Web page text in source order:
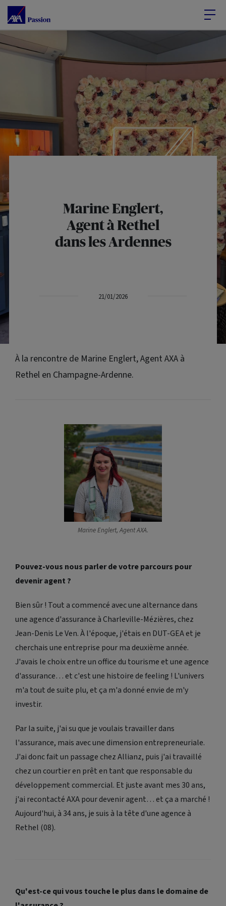
Accéder au Contenu
Marine Englert,
Agent à Rethel
dans les Ardennes
21/01/2026
À la rencontre de Marine Englert, Agent AXA à
Rethel en Champagne-Ardenne.
Marine Englert, Agent AXA.
Pouvez-vous nous parler de votre parcours pour
devenir agent ?
Bien sûr ! Tout a commencé avec une alternance dans
une agence d'assurance à Charleville-Mézières, chez
Jean-Denis Le Ven. À l'époque, j'étais en DUT-GEA et je
cherchais une entreprise pour ma deuxième année.
J'avais le choix entre un office du tourisme et une agence
d'assurance… et c'est une histoire defeeling ! L'univers
m'a tout de suite plu, et ça m'a donné envie de m'y
investir.
Par la suite, j'ai su que je voulais travailler dans
l'assurance, mais avec une dimension entrepreneuriale.
J'ai donc fait un passage chez Allianz, puis j'ai travaillé
chez un courtier en prêt en tant que responsable du
développement commercial. Et juste avant mes 30 ans,
j'ai recontacté AXA pour devenir agent… et ça a marché !
Aujourd'hui, à 34 ans, je suis à la tête d'une agence à
Rethel (08).
Qu'est-ce qui vous touche le plus dans le domaine de